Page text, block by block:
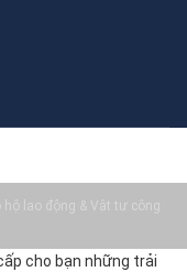
lao động & Vật tư công
cho bạn những trải